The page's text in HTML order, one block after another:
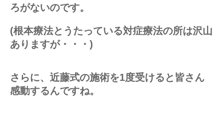
ろがないのです。
(根本療法とうたっている対症療法の所は沢山
ありますが・・・)
さらに、近藤式の施術を1度受けると皆さん
感動するんですね。